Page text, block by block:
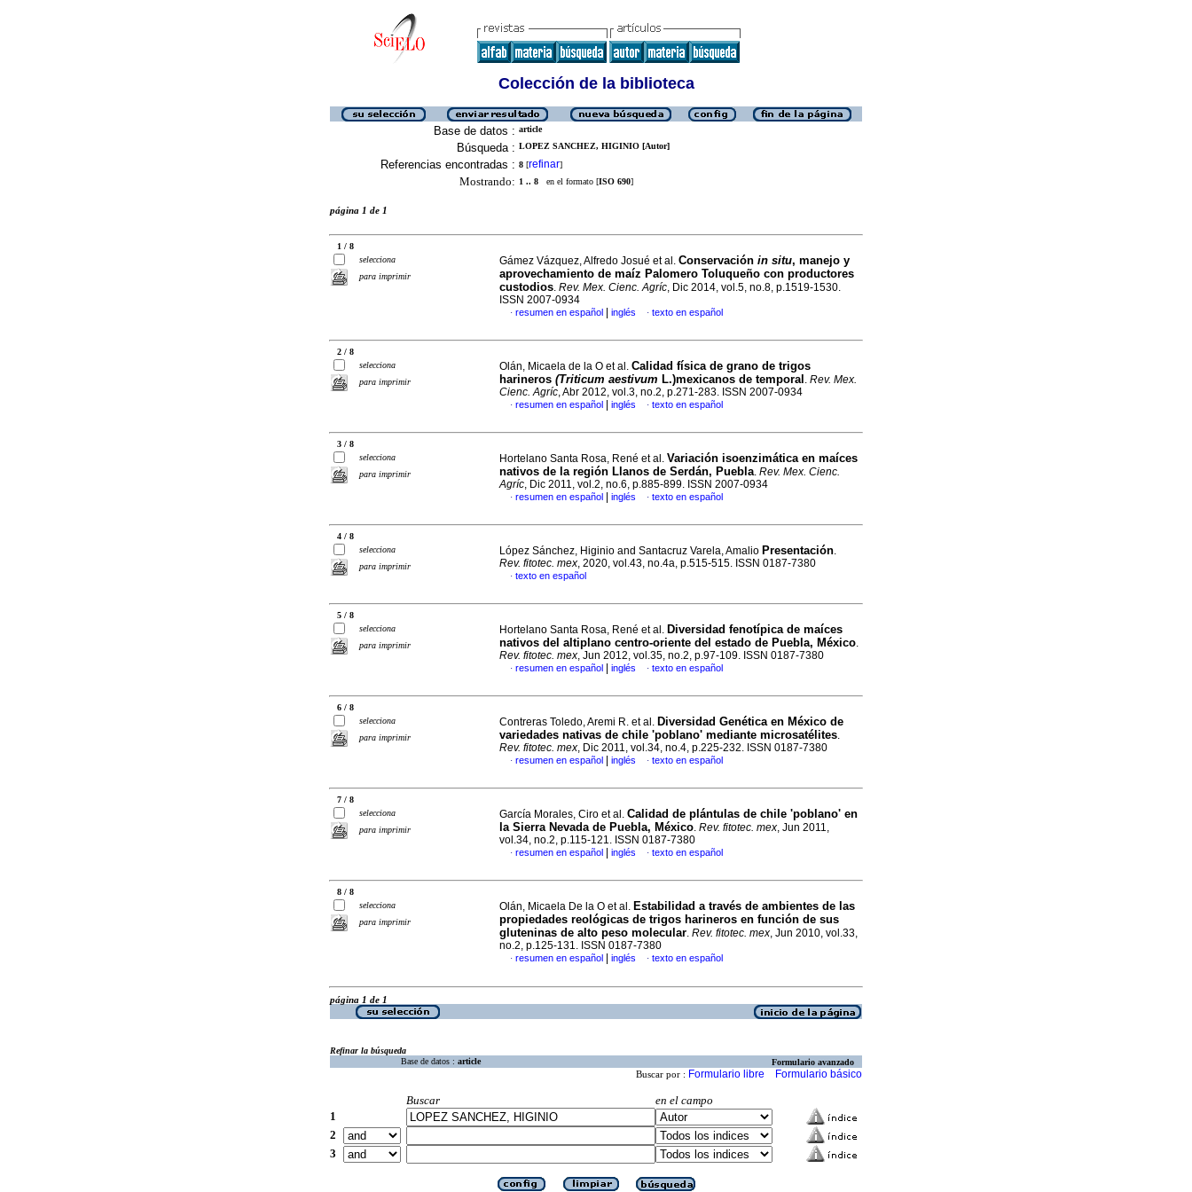
Colección de la biblioteca
Base de datos : article
Búsqueda : LOPEZ SANCHEZ, HIGINIO [Autor]
Referencias encontradas : 8 [refinar]
Mostrando: 1 .. 8 en el formato [ISO 690]
página 1 de 1
1 / 8
selecciona
para imprimir
Gámez Vázquez, Alfredo Josué et al. Conservación in situ, manejo y
aprovechamiento de maíz Palomero Toluqueño con productores
custodios. Rev. Mex. Cienc. Agríc, Dic 2014, vol.5, no.8, p.1519-1530.
ISSN 2007-0934
· resumen en español inglés · texto en español
2 / 8
selecciona
para imprimir
Olán, Micaela de la O et al. Calidad física de grano de trigos
harineros (Triticum aestivum L.)mexicanos de temporal . Rev. Mex.
Cienc. Agríc, Abr 2012, vol.3, no.2, p.271-283. ISSN 2007-0934
· resumen en español inglés · texto en español
3 / 8
selecciona
para imprimir
Hortelano Santa Rosa, René et al. Variación isoenzimática en maíces
nativos de la región Llanos de Serdán, Puebla. Rev. Mex. Cienc.
Agríc, Dic 2011, vol.2, no.6, p.885-899. ISSN 2007-0934
· resumen en español inglés · texto en español
4 / 8
selecciona
para imprimir
López Sánchez, Higinio and Santacruz Varela, Amalio Presentación.
Rev. fitotec. mex, 2020, vol.43, no.4a, p.515-515. ISSN 0187-7380
· texto en español
5 / 8
selecciona
para imprimir
Hortelano Santa Rosa, René et al. Diversidad fenotípica de maíces
nativos del altiplano centro-oriente del estado de Puebla, México.
Rev. fitotec. mex, Jun 2012, vol.35, no.2, p.97-109. ISSN 0187-7380
· resumen en español inglés · texto en español
6 / 8
selecciona
para imprimir
Contreras Toledo, Aremi R. et al. Diversidad Genética en México de
variedades nativas de chile 'poblano' mediante microsatélites.
Rev. fitotec. mex, Dic 2011, vol.34, no.4, p.225-232. ISSN 0187-7380
· resumen en español inglés · texto en español
7 / 8
selecciona
para imprimir
García Morales, Ciro et al. Calidad de plántulas de chile 'poblano' en
la Sierra Nevada de Puebla, México. Rev. fitotec. mex, Jun 2011,
vol.34, no.2, p.115-121. ISSN 0187-7380
· resumen en español inglés · texto en español
8 / 8
selecciona
para imprimir
Olán, Micaela De la O et al. Estabilidad a través de ambientes de las
propiedades reológicas de trigos harineros en función de sus
gluteninas de alto peso molecular. Rev. fitotec. mex, Jun 2010, vol.33,
no.2, p.125-131. ISSN 0187-7380
· resumen en español inglés · texto en español
página 1 de 1
Refinar la búsqueda
Base de datos : article Formulario avanzado
Buscar por : Formulario libre Formulario básico
Buscar
en el campo
1
2
3